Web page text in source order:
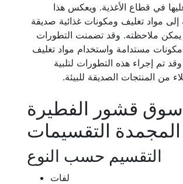
في قطاع الأغذية. ويعكس هذا
إلى مواد تغليف ومكونات غذائية صديقة
يمكن ملاحظته. وقد تضمنت التطورات
مكونات مستدامة واستخدام مواد تغليف
تم إجراء هذه التطورات لتلبية
من المنتجات الصديقة للبيئة.
سوق قشور الفطيرة
المجمدة التقسيمات
التقسيم حسب النوع
لفات